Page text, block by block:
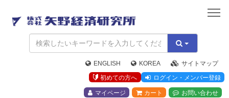
矢
野
経
済
研
究
所
ENGLISH KOREA
サイトマップ
初めての方へ
ログイン・メンバー登録
マイページ カート お問い合わせ